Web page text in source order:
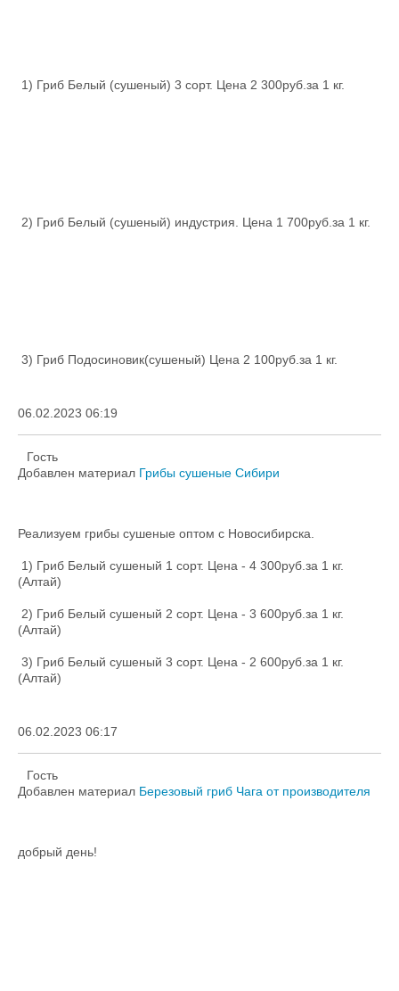
1) Гриб Белый (сушеный) 3 сорт. Цена 2 300руб.за 1 кг.
2) Гриб Белый (сушеный) индустрия. Цена 1 700руб.за 1 кг.
3) Гриб Подосиновик(сушеный) Цена 2 100руб.за 1 кг.
06.02.2023 06:19
Гость
Добавлен материал Грибы сушеные Сибири
Реализуем грибы сушеные оптом с Новосибирска.
1) Гриб Белый сушеный 1 сорт. Цена - 4 300руб.за 1 кг.
(Алтай)
2) Гриб Белый сушеный 2 сорт. Цена - 3 600руб.за 1 кг.
(Алтай)
3) Гриб Белый сушеный 3 сорт. Цена - 2 600руб.за 1 кг.
(Алтай)
06.02.2023 06:17
Гость
Добавлен материал Березовый гриб Чага от производителя
добрый день!